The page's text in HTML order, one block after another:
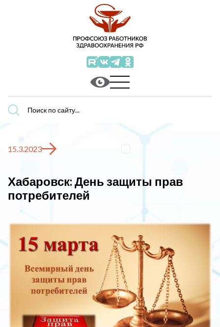
Поиск
по
15.3.2023
Хабаровск: День защиты прав
потребителей